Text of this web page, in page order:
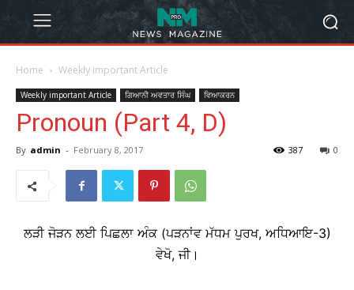
Home Weekly important Article
Weekly important Article ਗਿਆਨੀ ਅਵਤਾਰ ਸਿੰਘ ਵਿਆਕਰਨ
Pronoun (Part 4, D)
By admin - February 8, 2017 0
387
ਲੜੀ ਜੋੜਨ ਲਈ ਪਿਛਲਾ ਅੰਕ (ਪੜਨਾਂਵ ਮੱਧਮ ਪੁਰਖ, ਅਧਿਆਇ-3)
ਵੇਖੋ, ਜੀ।